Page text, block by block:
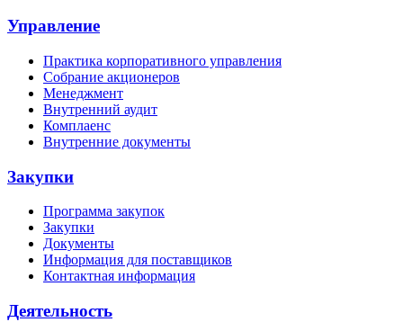
Управление
Практика корпоративного управления
Собрание акционеров
Менеджмент
Внутренний аудит
Комплаенс
Внутренние документы
Закупки
Программа закупок
Закупки
Документы
Информация для поставщиков
Контактная информация
Деятельность